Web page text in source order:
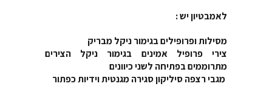
לאמבטיון יש :
מסילות ופרופילים בגימור ניקל מבריק
צירי פרופיל אמינים בגימור ניקל הצירים
מתרוממים בפתיחה לשני כיוונים
מגבי רצפה סיליקון סגירה מגנטית וידיות כפתור